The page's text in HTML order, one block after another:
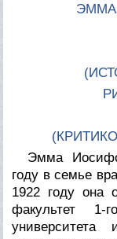
Эмма
году в семье
1922 году она
факультет 1-